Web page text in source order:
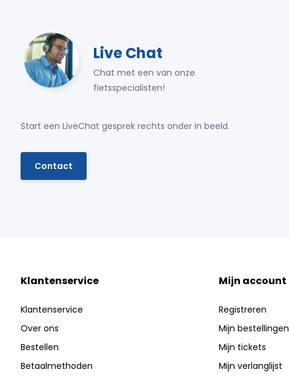
Live Chat
Chat met een van onze
fietsspecialisten!
Start een LiveChat gesprek rechts onder in beeld.
Contact
Klantenservice
Klantenservice
Over ons
Bestellen
Betaalmethoden
Mijn account
Registreren
Mijn bestellingen
Mijn tickets
Mijn verlanglijst